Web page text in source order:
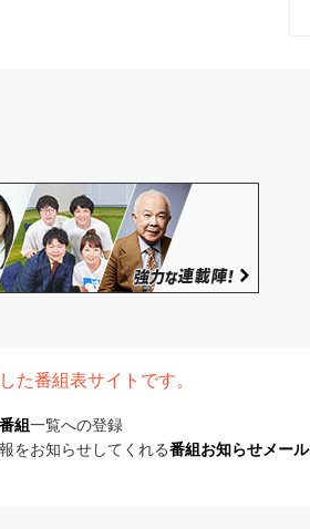
た番組表サイトです。
組 一覧への登録
をお知らせしてくれる番組お知らせメール